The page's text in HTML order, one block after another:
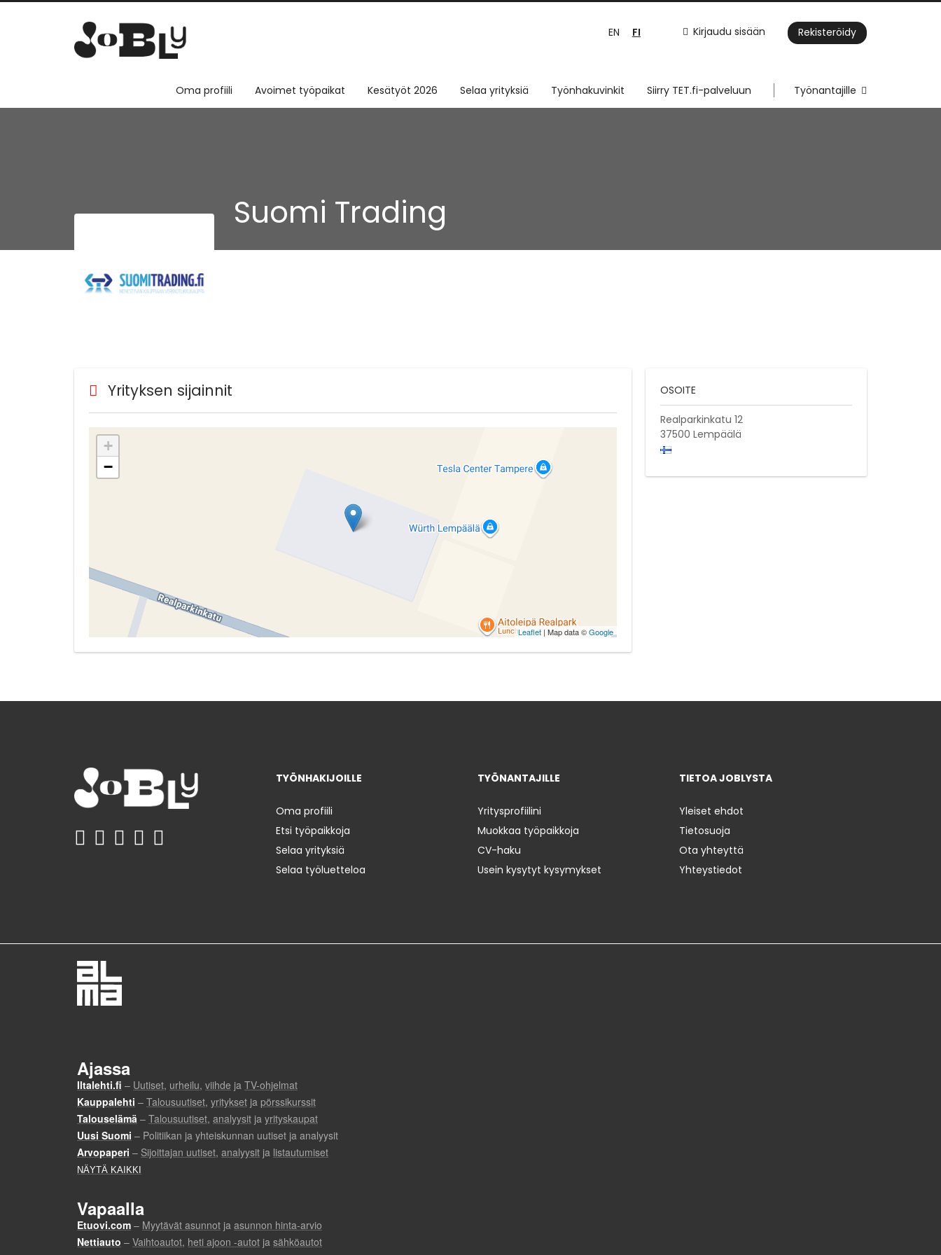
Kirjaudu sisään Rekisteröidy
EN FI
Oma profiili Avoimet työpaikat Kesätyöt 2026 Selaa yrityksiä Työnhakuvinkit Siirry TET.fi-palveluun Työnantajille
Suomi Trading
Yrityksen sijainnit
+
−
Leaflet | Map data ©Google
OSOITE
Realparkinkatu 12
37500 Lempäälä
TYÖNHAKIJOILLE
Oma profiili
Etsi työpaikkoja
Selaa yrityksiä
Selaa työluetteloa
TYÖNANTAJILLE
Yritysprofiilini
Muokkaa työpaikkoja
CV-haku
Usein kysytyt kysymykset
TIETOA JOBLYSTA
Yleiset ehdot
Tietosuoja
Ota yhteyttä
Yhteystiedot